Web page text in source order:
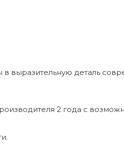
в выразительную деталь
2 года с